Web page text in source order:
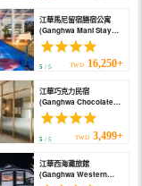
江華馬尼留宿膳宿公寓
(Ganghwa Mani Stay
Pension)
5/ 5 TWD 16,250+
江華巧克力民宿
(Ganghwa Chocolate
Pension)
5/ 5 TWD 3,499+
江華西海灘旅館
(Ganghwa Western